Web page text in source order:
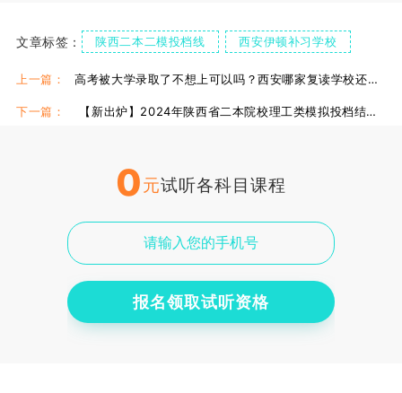
文章标签： 陕西二本二模投档线 西安伊顿补习学校
陕西高考复读 西安伊顿补习学校复读
上一篇： 高考被大学录取了不想上可以吗？西安哪家复读学校还在招生？
下一篇： 【新出炉】2024年陕西省二本院校理工类模拟投档结果！
0元试听各科目课程
报名领取试听资格